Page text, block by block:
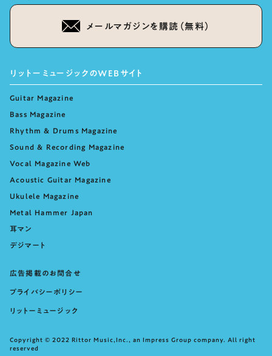
メールマガジンを購読（無料）
リットーミュージックのWEBサイト
Guitar Magazine
Bass Magazine
Rhythm & Drums Magazine
Sound & Recording Magazine
Vocal Magazine Web
Acoustic Guitar Magazine
Ukulele Magazine
Metal Hammer Japan
耳マン
デジマート
広告掲載のお問合せ
プライバシーポリシー
リットーミュージック
Copyright © 2022 Rittor Music,Inc., an Impress Group company. All right
reserved